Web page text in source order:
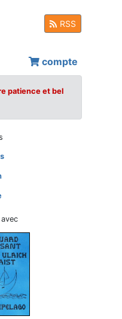
RSS
compte
patience et bel